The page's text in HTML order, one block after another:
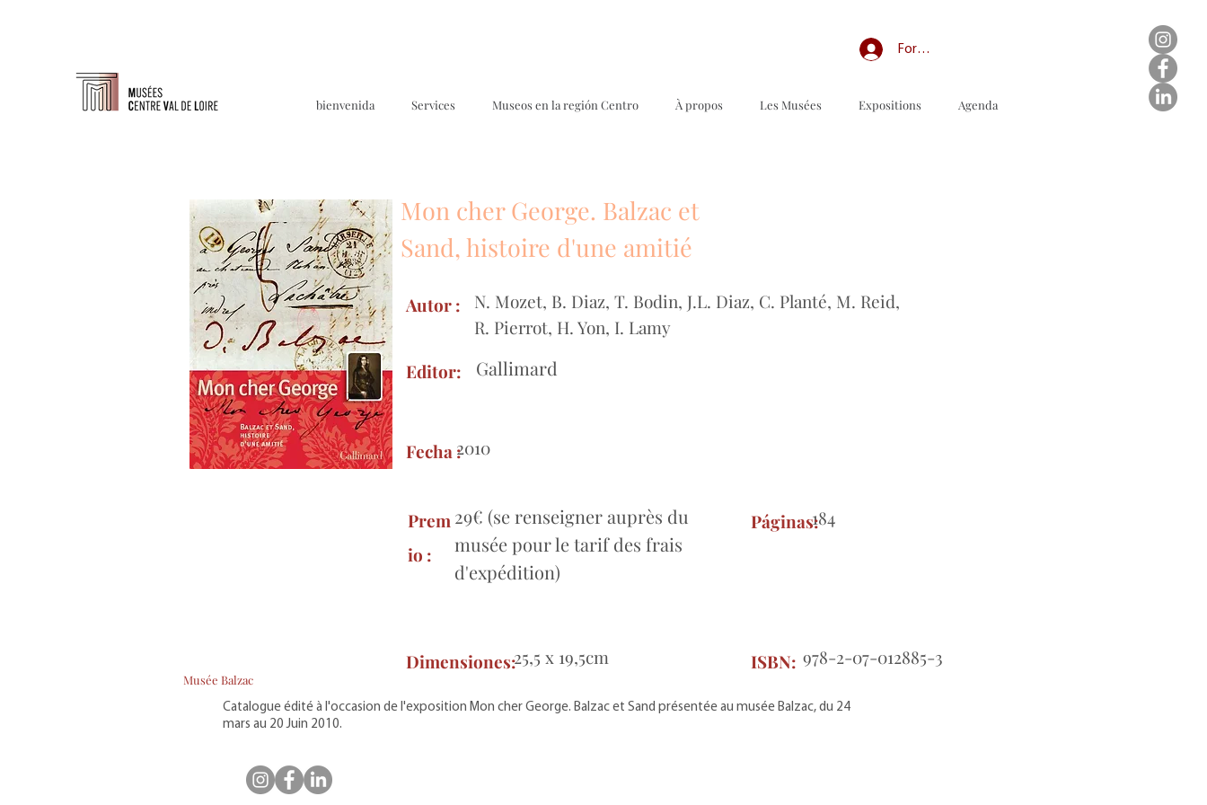
Forum professionnel/My Groups
bienvenida Services Museos en la región Centro À propos Les Musées Expositions Agenda
Mon cher George. Balzac et
Sand, histoire d'une amitié
Autor :
N. Mozet, B. Diaz, T. Bodin, J.L. Diaz, C. Planté, M. Reid,
R. Pierrot, H. Yon, I. Lamy
Gallimard
Editor:
2010
Fecha :
29€ (se renseigner auprès du
musée pour le tarif des frais
d'expédition)
Prem
io :
184
Páginas:
Musée Balzac
25,5 x 19,5cm
Dimensiones: 978-2-07-012885-3
ISBN:
Catalogue édité à l'occasion de l'exposition Mon cher George. Balzac et Sand présentée au musée Balzac, du 24
mars au 20 Juin 2010.